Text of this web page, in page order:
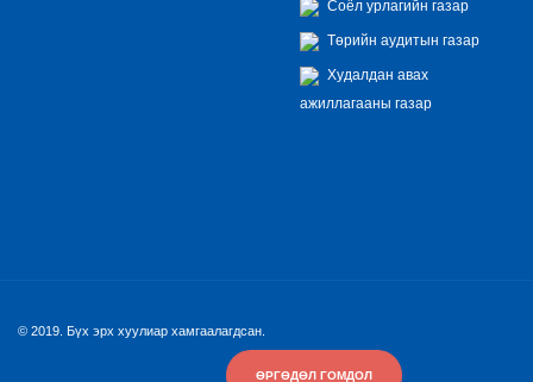
ӨРГӨДӨЛ ГОМДОЛ
Соёл урлагийн газар
Төрийн аудитын газар
Худалдан авах
ажиллагааны газар
© 2019. Бүх эрх хуулиар хамгаалагдсан.